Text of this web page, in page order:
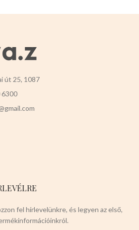
út 25, 1087
6300
fel hírlevelünkre, és legyen az első,